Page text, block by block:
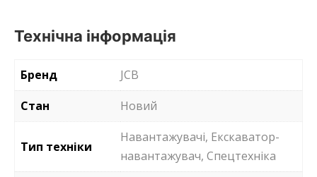
Технічна інформація
Бренд
JCB
Стан
Новий
Тип техніки
Навантажувачі, Екскаватор-
навантажувач, Спецтехніка